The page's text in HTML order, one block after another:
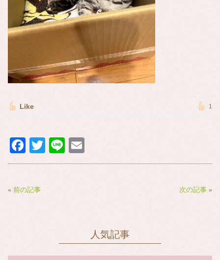
Like 1
Fa
ce
ok
T
wi
Li
ne m
« 前の記事 次の記事 »
人気記事